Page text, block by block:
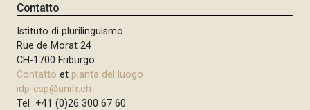
Contatto
Istituto di plurilinguismo
Rue de Morat 24
CH-1700 Friburgo
Contatto et pianta del luogo
idp-csp@unifr.ch
Tel +41 (0)26 300 67 60